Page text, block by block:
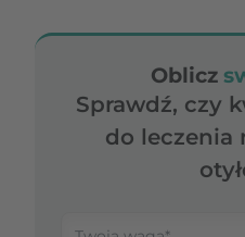
Oblicz
Sprawdź, czy
do leczenia